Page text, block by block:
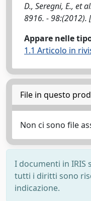
D., Seregni, E., et
8916. -
Appare nelle
1.1 Articolo in
File in questo
Non ci sono file
I documenti in
tutti i diritti sono
indicazione.